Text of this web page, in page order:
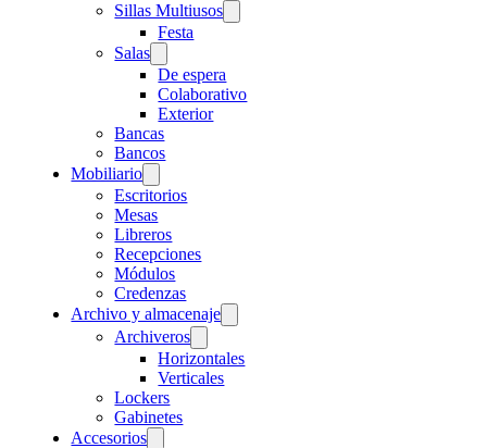
Sillas Multiusos
Festa
Salas
De espera
Colaborativo
Exterior
Bancas
Bancos
Mobiliario
Escritorios
Mesas
Libreros
Recepciones
Módulos
Credenzas
Archivo y almacenaje
Archiveros
Horizontales
Verticales
Lockers
Gabinetes
Accesorios